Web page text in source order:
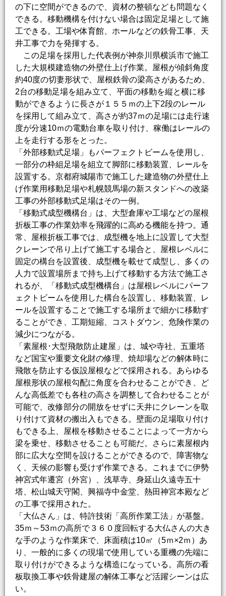
の下に空間ができるので、資材の整頓なども問題なく
できる。移動機構を付けない場合は固定足場として施
工できる。工場や体育館、ホールなどの鉄骨工事、天
井工事で力を発揮する。
この足場を採用した代表例が神奈川県横浜市で施工
した大規模建造物の外壁仕上げ作業。屋根が傾斜角度
約40度の切妻形状で、屋根鉄骨の梁高さがあるため、
2台の移動足場を組み立て、平面の移動を縦と横に移
動ができるように長さが１５５ｍの上下2段のレール
を採用して組み立て、高さが約37ｍの足場には走行速
度が分速10ｍの電動台車を取り付け、稼働はレールの
上を走行する形をとった。
「外部移動式足場」もパーフェクトビームを使用し、
一部分の枠組足場を組立て脚部に移動装置、レールを
設置する。京都府城陽市で施工した建造物の外壁仕上
げ作業用移動足場や札幌競馬場の新スタンドへの改築
工事の外部移動式足場はその一例。
「移動式成型機構台」は、大型倉庫や工場などの屋根
折板工事の作業効率を飛躍的に高める機能を持つ。通
常、屋根折板工事では、成型機を地上に設置して大型
クレーンで吊り上げて施工する場合と、屋根レベルに
固定の構台を設置後、成型機を載せて成型し、多くの
人力で設置場所まで持ち上げて移動する方法で施工さ
れるが、「移動式成型機構台」は屋根レベルにパーフ
ェクトビームを使用した構台を設置し、移動装置、レ
ールを設置することで施工する場所まで細かに移動す
ることができ、工期短縮、コストダウン、危険作業の
減少につながる。
「素屋根･大型飛散防止建屋」は、城や寺社、五重塔
など国宝や重要文化財の修理、焼却場などの解体時に
飛散を防止する仮設屋根などで採用される。あらゆる
屋根形状の屋根勾配に角度を合わせることができ、ど
んな高低差でも各柱の高さを調整して合わせることが
可能で、改修部分の開放をせずに天井にクレーンを取
り付けて資材の搬出入もできる。壁面の足場取り付け
もできる上、屋根を移動させることによって一方から
梁を乗せ、移動させることも可能だ。さらに素屋根内
部に広大な空間を設けることができるので、障害物な
く、天候の影響も受けず作業できる。これまでに伊勢
神宮式年遷宮（外宮）、浅草寺、身延山久遠寺五十
塔、松山城天守閣、興福寺中金堂、熱田神宮本殿など
の工事で採用された。
「大仏さん」は、特許技術「高所作業工法」が基盤。
35ｍ～53ｍの高所で３６０度回転する大仏さんの大き
な手のような作業床で、床面積は10㎡（5ｍ×2ｍ）あ
り、一般的に多くの現場で使用している重機の先端に
取り付けができるような構造になっている。高所の看
板取換工事や鉄骨建屋の解体工事など活躍シーンは広
い。